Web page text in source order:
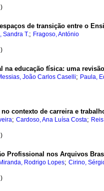
)
de transição entre o
Sandra T.; Fragoso, António
)
na educação física: uma
João Carlos Caselli; Paula,
contexto de carreira e
; Cardoso, Ana Luísa Costa;
)
Profissional nos Arquivos
Miranda, Rodrigo Lopes; Cirino,
)